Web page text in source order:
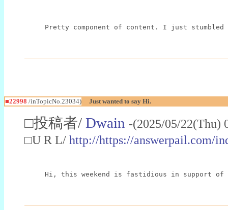
Pretty component of content. I just
■22998 /inTopicNo.23034) Just wanted to say Hi.
□投稿者/ Dwain -(2025/05/
□U R L/ http://https://answerpail.com/
Hi, this weekend is fastidious in support of